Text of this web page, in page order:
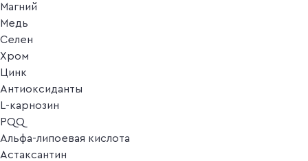
Магний
Медь
Селен
Хром
Цинк
Антиоксиданты
L-карнозин
PQQ
Альфа-липоевая кислота
Астаксантин